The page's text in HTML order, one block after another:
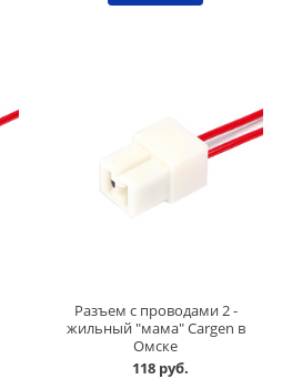
Разъем с проводами 2 -
жильный "мама" Cargen в
Омске
118 руб.